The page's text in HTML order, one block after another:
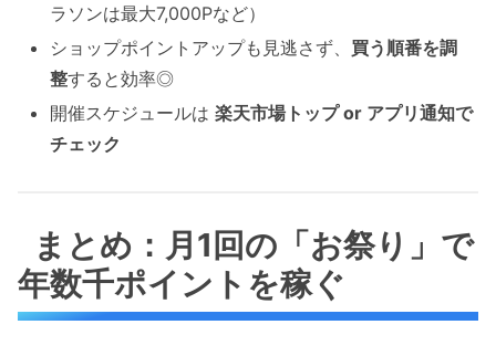
ラソンは最大7,000Pなど）
ショップポイントアップも見逃さず、 買う順番を調
整すると効率◎
開催スケジュールは楽天市場トップ or アプリ通知で
チェック
まとめ：月1回の「お祭り」で
年数千ポイントを稼ぐ